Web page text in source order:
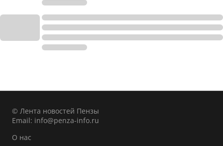
© Лента новостей Пензы
Email: info@penza-info.ru
О нас